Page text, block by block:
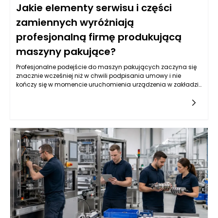
Jakie elementy serwisu i części
zamiennych wyróżniają
profesjonalną firmę produkującą
maszyny pakujące?
Profesjonalne podejście do maszyn pakujących zaczyna się
znacznie wcześniej niż w chwili podpisania umowy i nie
kończy się w momencie uruchomienia urządzenia w zakładzie
dostępne od ręki. Firma produkująca maszyny pakujące, która
traktuje serwis jako integralną część inwestycji, projektuje
urządzenia z myślą o całym cyklu życia maszyny, a nie
wyłącznie o jej pierwszym uruchomieniu. Ma to ogromne
znaczenie dla zakładów produkcyjnych, w których nawet krótki
przestój może oznaczać zatrzymanie pakowania, opóźnienia
w wysyłce, utratę ciągłości zamówień i dodatkowe koszty
organizacyjne. Dobrze zaplanowany serwis obejmuje nie tylko
reakcję na awarie, ale także przeglądy okresowe, diagnostykę,
doradztwo eksploatacyjne, wsparcie operatorów i jasny
system zamawiania części zamiennych. Dzięki temu klient wie,